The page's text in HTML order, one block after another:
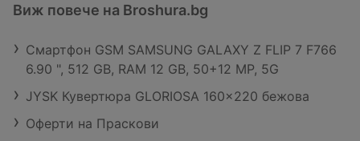
Виж повече на Broshura.bg
Смартфон GSM SAMSUNG GALAXY Z FLIP 7 F766
6.90 ", 512 GB, RAM 12 GB, 50+12 MP, 5G
JYSK Кувертюра GLORIOSA 160x220 бежова
Оферти на Праскови